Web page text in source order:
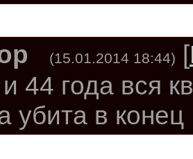
(15.01.2014 18:44) [
44 года вся
убита в конец